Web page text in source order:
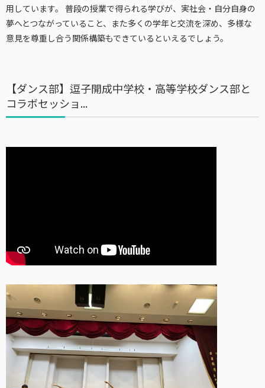
用しています。 普段の授業で得られる学びが、実社会・自分自身の
夢へとつながっていること、また多くの学年と交流を深め、多様な
意見を尊重し合う関係構築もできているといえるでしょう。
【ダンス部】逗子開成中学校・高等学校ダンス部と
コラボセッショ...